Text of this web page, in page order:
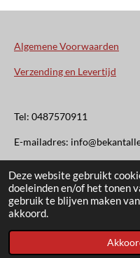
Deze website gebruikt
doeleinden en/of het tonen
gebruik te blijven maken
akkoord.
Algemene Voorwaarden
Verzending en Levertijd
Tel: 0487570911
E-mailadres:
Rooysestraat 4
6621AM Dreumel
© 2020 - 2026 Bekant Alles